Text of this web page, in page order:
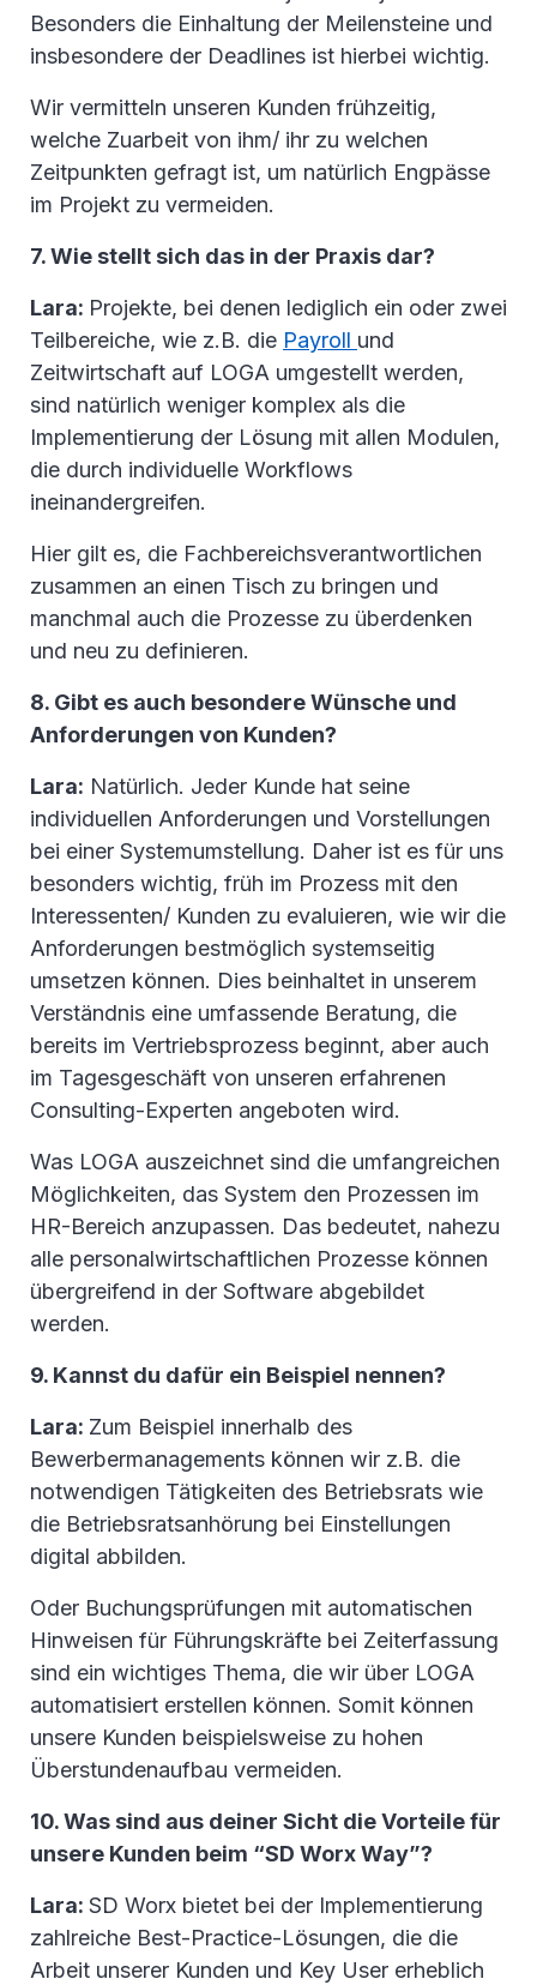
Besonders die Einhaltung der Meilensteine und
insbesondere der Deadlines ist hierbei wichtig.
Wir vermitteln unseren Kunden frühzeitig,
welche Zuarbeit von ihm/ ihr zu welchen
Zeitpunkten gefragt ist, um natürlich Engpässe
im Projekt zu vermeiden.
7. Wie stellt sich das in der Praxis dar?
Lara: Projekte, bei denen lediglich ein oder zwei
Teilbereiche, wie z.B. die Payroll und
Zeitwirtschaft auf LOGA umgestellt werden,
sind natürlich weniger komplex als die
Implementierung der Lösung mit allen Modulen,
die durch individuelle Workflows
ineinandergreifen.
Hier gilt es, die Fachbereichsverantwortlichen
zusammen an einen Tisch zu bringen und
manchmal auch die Prozesse zu überdenken
und neu zu definieren.
8. Gibt es auch besondere Wünsche und
Anforderungen von Kunden?
Lara: Natürlich. Jeder Kunde hat seine
individuellen Anforderungen und Vorstellungen
bei einer Systemumstellung. Daher ist es für uns
besonders wichtig, früh im Prozess mit den
Interessenten/ Kunden zu evaluieren, wie wir die
Anforderungen bestmöglich systemseitig
umsetzen können. Dies beinhaltet in unserem
Verständnis eine umfassende Beratung, die
bereits im Vertriebsprozess beginnt, aber auch
im Tagesgeschäft von unseren erfahrenen
Consulting-Experten angeboten wird.
Was LOGA auszeichnet sind die umfangreichen
Möglichkeiten, das System den Prozessen im
HR-Bereich anzupassen. Das bedeutet, nahezu
alle personalwirtschaftlichen Prozesse können
übergreifend in der Software abgebildet
werden.
9. Kannst du dafür ein Beispiel nennen?
Lara: Zum Beispiel innerhalb des
Bewerbermanagements können wir z.B. die
notwendigen Tätigkeiten des Betriebsrats wie
die Betriebsratsanhörung bei Einstellungen
digital abbilden.
Oder Buchungsprüfungen mit automatischen
Hinweisen für Führungskräfte bei Zeiterfassung
sind ein wichtiges Thema, die wir über LOGA
automatisiert erstellen können. Somit können
unsere Kunden beispielsweise zu hohen
Überstundenaufbau vermeiden.
10. Was sind aus deiner Sicht die Vorteile für
unsere Kunden beim “SD Worx Way”?
Lara: SD Worx bietet bei der Implementierung
zahlreiche Best-Practice-Lösungen, die die
Arbeit unserer Kunden und Key User erheblich